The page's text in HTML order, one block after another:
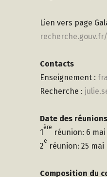
Lien vers page
recherche.gouv.fr/
Contacts
Enseignement :
Recherche :
Date des réunions
1
ère
réunion: 6 mai
2
e
réunion: 25 mai
Composition du